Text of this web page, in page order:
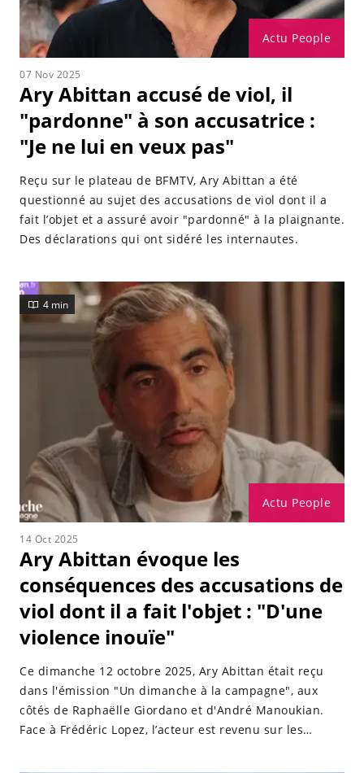
Actu People
07 Nov 2025
Ary Abittan accusé de viol, il
"pardonne" à son accusatrice :
"Je ne lui en veux pas"
Reçu sur le plateau de BFMTV, Ary Abittan a été
questionné au sujet des accusations de viol dont il a
fait l’objet et a assuré avoir "pardonné" à la plaignante.
Des déclarations qui ont sidéré les internautes.
Actu People
4 min
14 Oct 2025
Ary Abittan évoque les
conséquences des accusations de
viol dont il a fait l'objet : "D'une
violence inouïe"
Ce dimanche 12 octobre 2025, Ary Abittan était reçu
dans l'émission "Un dimanche à la campagne", aux
côtés de Raphaëlle Giordano et d'André Manoukian.
Face à Frédéric Lopez, l’acteur est revenu sur les